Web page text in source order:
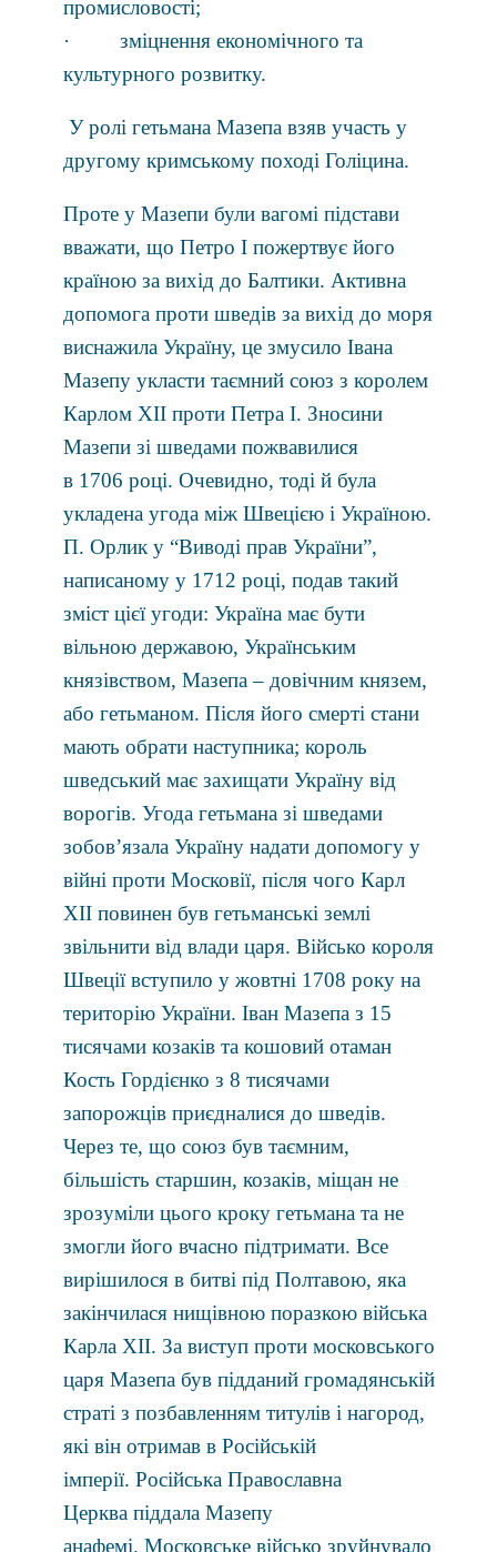
промисловості;
· зміцнення економічного та
культурного розвитку.
У ролі гетьмана Мазепа взяв участь у
другому кримському поході Голіцина.
Проте у Мазепи були вагомі підстави
вважати, що Петро І пожертвує його
країною за вихід до Балтики. Активна
допомога проти шведів за вихід до моря
виснажила Україну, це змусило Івана
Мазепу укласти таємний союз з королем
Карлом ХІІ проти Петра І. Зносини
Мазепи зі шведами пожвавилися
в 1706 році. Очевидно, тоді й була
укладена угода між Швецією і Україною.
П. Орлик у “Виводі прав України”,
написаному у 1712 році, подав такий
зміст цієї угоди: Україна має бути
вільною державою, Українським
князівством, Мазепа – довічним князем,
або гетьманом. Після його смерті стани
мають обрати наступника; король
шведський має захищати Україну від
ворогів. Угода гетьмана зі шведами
зобов’язала Україну надати допомогу у
війні проти Московії, після чого Карл
ХІІ повинен був гетьманські землі
звільнити від влади царя. Військо короля
Швеції вступило у жовтні 1708 року на
територію України. Іван Мазепа з 15
тисячами козаків та кошовий отаман
Кость Гордієнко з 8 тисячами
запорожців приєдналися до шведів.
Через те, що союз був таємним,
більшість старшин, козаків, міщан не
зрозуміли цього кроку гетьмана та не
змогли його вчасно підтримати. Все
вирішилося в битві під Полтавою, яка
закінчилася нищівною поразкою війська
Карла XII. За виступ проти московського
царя Мазепа був підданий громадянській
страті з позбавленням титулів і нагород,
які він отримав в Російській
імперії. Російська Православна
Церква піддала Мазепу
анафемі. Московське військо зруйнувало